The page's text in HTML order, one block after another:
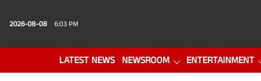
2026-08-08 6:03 PM
LATEST NEWS NEWSROOM ENTERTAINMENT